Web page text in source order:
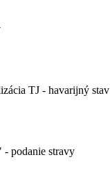
TJ - havarijný stav
podanie stravy